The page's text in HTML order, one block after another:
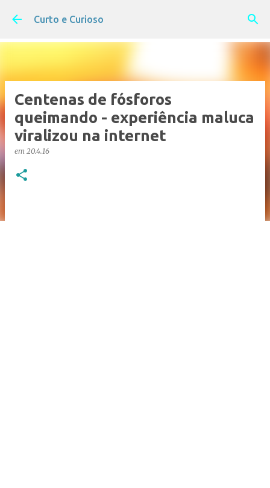
Pular para o conteúdo principal
Curto e Curioso
Centenas de fósforos
queimando - experiência maluca
viralizou na internet
em 20.4.16